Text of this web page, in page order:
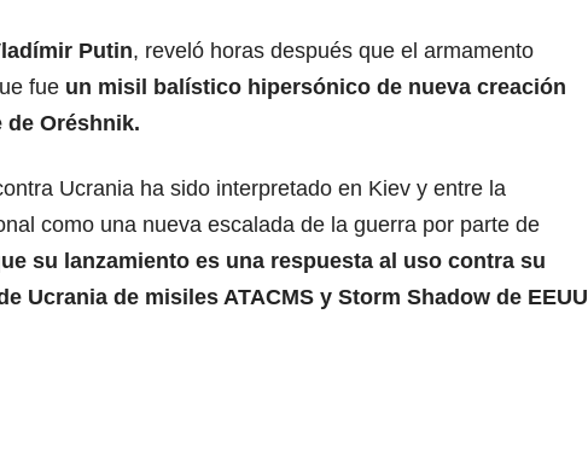
Putin, reveló horas después que el armamento
fue un misil balístico hipersónico de nueva creación
de Oréshnik.
Ucrania ha sido interpretado en Kiev y entre la
como una nueva escalada de la guerra por parte de
su lanzamiento es una respuesta al uso contra su
Ucrania de misiles ATACMS y Storm Shadow de EEUU